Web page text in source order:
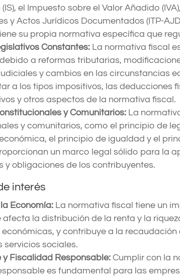
el Impuesto sobre el Valor Añadido
y Actos Jurídicos Documentados (ITP-
su propia normativa específica que
Constantes: La normativa fiscal
a reformas tributarias,
y cambios en las circunstancias
a los tipos impositivos, las deducciones
y otros aspectos de la normativa fiscal.
y Comunitarios: La
y comunitarios, como el principio de
el principio de igualdad y el
un marco legal sólido para la
y obligaciones de los contribuyentes.
interés
Economía: La normativa fiscal tiene un
afecta la distribución de la renta y la
y contribuye a la
servicios sociales.
y Fiscalidad Responsable: Cumplir con la
es fundamental para las